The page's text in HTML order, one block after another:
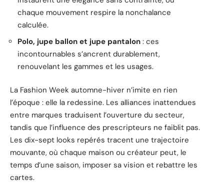
chaque mouvement respire la nonchalance
calculée.
Polo, jupe ballon et jupe pantalon : ces
incontournables s’ancrent durablement,
renouvelant les gammes et les usages.
La Fashion Week automne-hiver n’imite en rien
l’époque : elle la redessine. Les alliances inattendues
entre marques traduisent l’ouverture du secteur,
tandis que l’influence des prescripteurs ne faiblit pas.
Les dix-sept looks repérés tracent une trajectoire
mouvante, où chaque maison ou créateur peut, le
temps d’une saison, imposer sa vision et rebattre les
cartes.